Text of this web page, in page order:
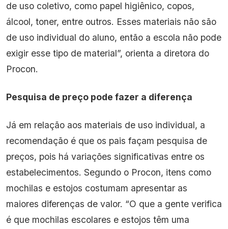
de uso coletivo, como papel higiênico, copos,
álcool, toner, entre outros. Esses materiais não são
de uso individual do aluno, então a escola não pode
exigir esse tipo de material”, orienta a diretora do
Procon.
Pesquisa de preço pode fazer a diferença
Já em relação aos materiais de uso individual, a
recomendação é que os pais façam pesquisa de
preços, pois há variações significativas entre os
estabelecimentos. Segundo o Procon, itens como
mochilas e estojos costumam apresentar as
maiores diferenças de valor. “O que a gente verifica
é que mochilas escolares e estojos têm uma